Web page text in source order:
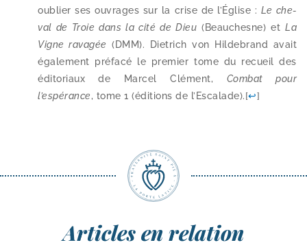
oublier ses ouvrages sur la crise de l’Église : Le che­
val de Troie dans la cité de Dieu (Beauchesne) et La
Vigne rava­gée (DMM). Dietrich von Hildebrand avait
éga­le­ment pré­fa­cé le pre­mier tome du recueil des
édi­to­riaux de Marcel Clément, Combat pour
l’espérance, tome 1 (édi­tions de l’Escalade).[↩]
Articles en relation